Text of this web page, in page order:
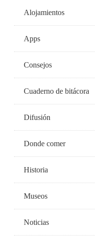
Alojamientos
Apps
Consejos
Cuaderno de bitácora
Difusión
Donde comer
Historia
Museos
Noticias